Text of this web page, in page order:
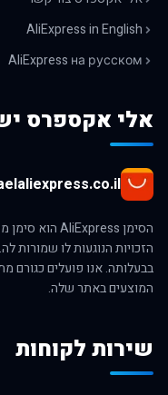
AliExpress in English
AliExpress на русском
אלי אקספרס
בבעלותה. אנו פועלים כגורם
המוצעים באתר שלה.
שירות לקוחות